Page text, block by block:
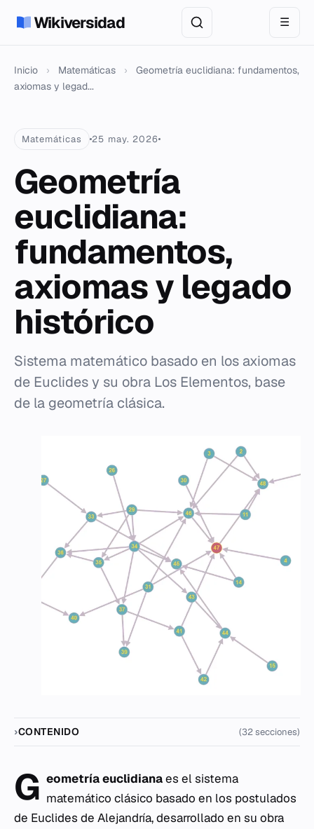
Wikiversidad ☰
Inicio › Matemáticas ›
Geometría euclidiana: fundamentos,
axiomas y legad...
Matemáticas 25 may. 2026
Geometría
euclidiana:
fundamentos,
axiomas y legado
histórico
Sistema matemático basado en los axiomas
de Euclides y su obra Los Elementos, base
de la geometría clásica.
CONTENIDO (32 secciones)
G eometría euclidianaes el sistema
matemático clásico basado en los postulados
de Euclides de Alejandría, desarrollado en su obra